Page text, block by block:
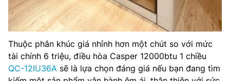
Thuộc phân khúc giá nhỉnh hơn một chút so với mức
tài chính 6 triệu, điều hòa Casper 12000btu 1 chiều
QC-12IU36A sẽ là lựa chọn đáng giá nếu bạn đang tìm